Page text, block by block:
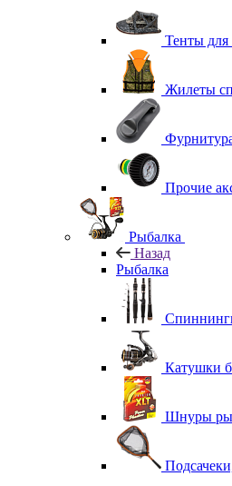
Тенты
Жилеты
Прочие
Рыбалка
Назад
Рыбалка
Катушки
Шнуры